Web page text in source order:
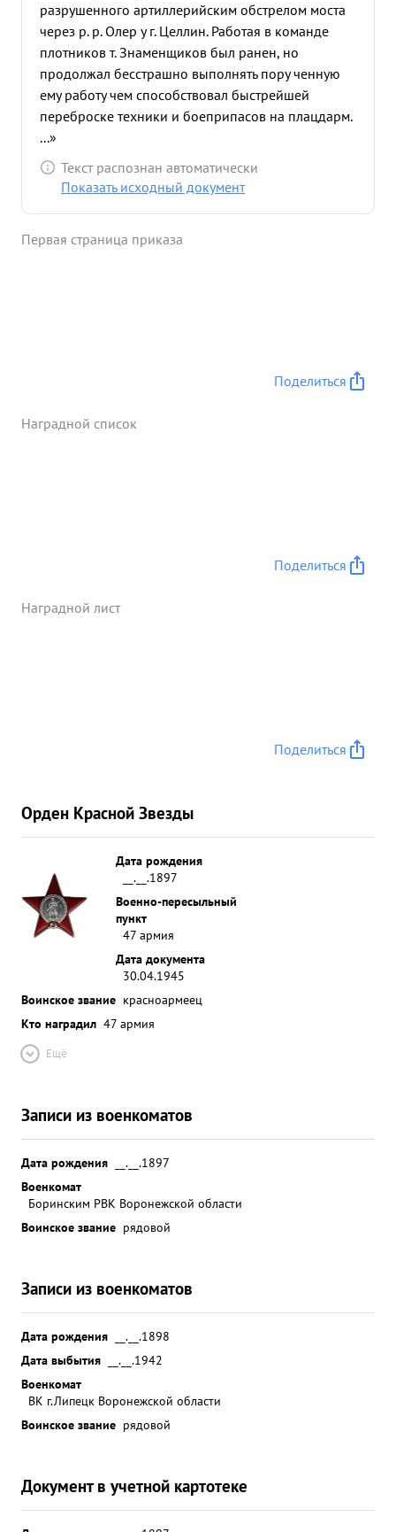
разрушенного артиллерийским обстрелом моста
через р. р. Олер у г. Целлин. Работая в команде
плотников т. Знаменщиков был ранен, но
продолжал бесстрашно выполнять пору ченную
ему работу чем способствовал быстрейшей
переброске техники и боеприпасов на плацдарм.
...»
Текст распознан автоматически
Показать исходный документ
Первая страница приказа
Поделиться
Наградной список
Поделиться
Наградной лист
Поделиться
Орден Красной Звезды
Дата рождения
__.__.1897
Военно-пересыльный
пункт
47 армия
Дата документа
30.04.1945
Воинское звание красноармеец
Кто наградил 47 армия
Ещё
Записи из военкоматов
Дата рождения
__.__.1897
Военкомат
Боринским РВК Воронежской области
Воинское звание рядовой
Записи из военкоматов
Дата рождения
__.__.1898
Дата выбытия
__.__.1942
Военкомат
ВК г.Липецк Воронежской области
Воинское звание рядовой
Документ в учетной картотеке